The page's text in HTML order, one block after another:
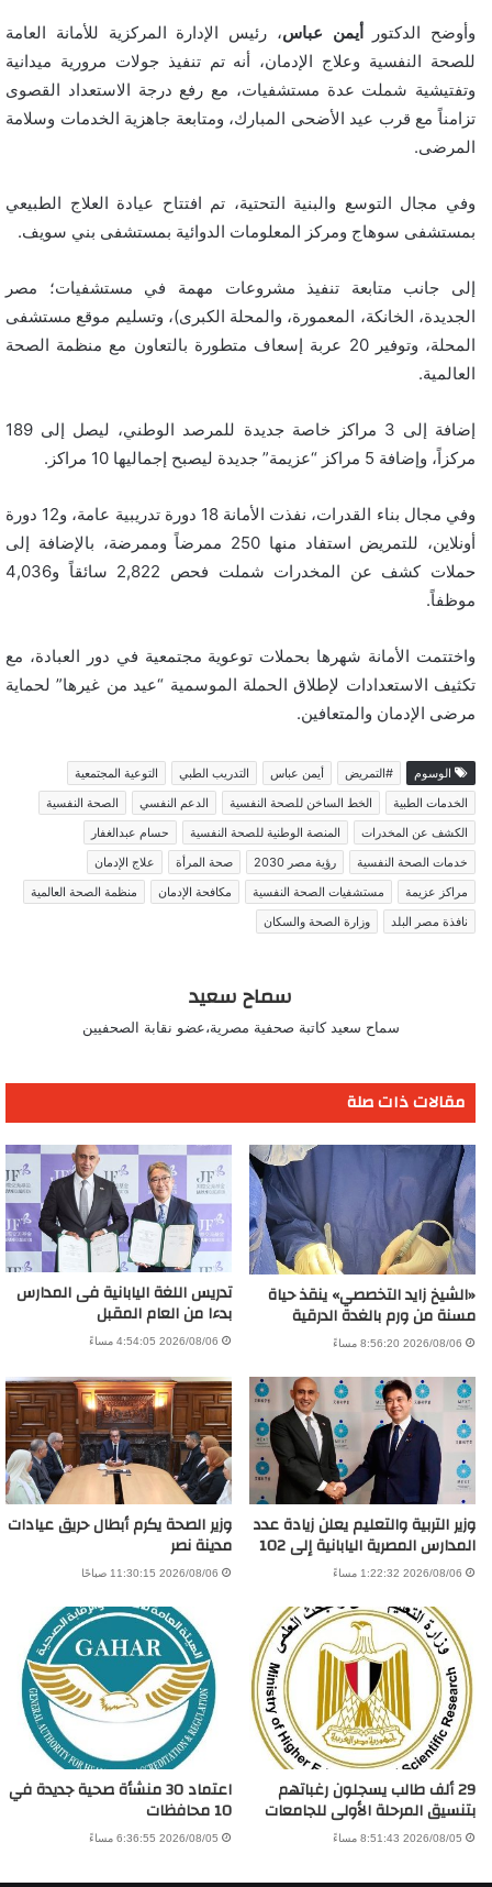
وأوضح الدكتورأيمن عباس، رئيس الإدارة المركزية للأمانة العامة
للصحة النفسية وعلاج الإدمان، أنه تم تنفيذ جولات مرورية ميدانية
وتفتيشية شملت عدة مستشفيات، مع رفع درجة الاستعداد القصوى
تزامناً مع قرب عيد الأضحى المبارك، ومتابعة جاهزية الخدمات وسلامة
المرضى.
وفي مجال التوسع والبنية التحتية، تم افتتاح عيادة العلاج الطبيعي
بمستشفى سوهاج ومركز المعلومات الدوائية بمستشفى بني سويف.
إلى جانب متابعة تنفيذ مشروعات مهمة في مستشفيات؛ مصر
الجديدة، الخانكة، المعمورة، والمحلة الكبرى)، وتسليم موقع مستشفى
المحلة، وتوفير 20 عربة إسعاف متطورة بالتعاون مع منظمة الصحة
العالمية.
إضافة إلى 3 مراكز خاصة جديدة للمرصد الوطني، ليصل إلى 189
مركزاً، وإضافة 5 مراكز “عزيمة” جديدة ليصبح إجماليها 10 مراكز.
وفي مجال بناء القدرات، نفذت الأمانة 18 دورة تدريبية عامة، و12 دورة
أونلاين، للتمريض استفاد منها 250 ممرضاً وممرضة، بالإضافة إلى
حملات كشف عن المخدرات شملت فحص 2,822 سائقاً و4,036
موظفاً.
واختتمت الأمانة شهرها بحملات توعوية مجتمعية في دور العبادة، مع
تكثيف الاستعدادات لإطلاق الحملة الموسمية “عيد من غيرها” لحماية
مرضى الإدمان والمتعافين.
الوسوم #التمريض أيمن عباس التدريب الطبي
التوعية المجتمعية
الخدمات الطبية
الخط الساخن للصحة النفسية الدعم النفسي
الصحة النفسية
الكشف عن المخدرات
المنصة الوطنية للصحة النفسية
حسام عبدالغفار
خدمات الصحة النفسية
رؤية مصر 2030 صحة المرأة
علاج الإدمان
مراكز عزيمة
مستشفيات الصحة النفسية مكافحة الإدمان
منظمة الصحة العالمية
نافذة مصر البلد
وزارة الصحة والسكان
سماح سعيد
سماح سعيد كاتبة صحفية مصرية،عضو نقابة الصحفيين
مقالات ذات صلة
«الشيخ زايد التخصصي» ينقذ حياة
مسنة من ورم بالغدة الدرقية
2026/08/06 8:56:20 مساءً
تدريس اللغة اليابانية فى المدارس
بدءا من العام المقبل
2026/08/06 4:54:05 مساءً
وزير التربية والتعليم يعلن زيادة عدد
المدارس المصرية اليابانية إلى 102
2026/08/06 1:22:32 مساءً
وزير الصحة يكرم أبطال حريق عيادات
مدينة نصر
2026/08/06 11:30:15 صباحًا
29 ألف طالب يسجلون رغباتهم
بتنسيق المرحلة الأولى للجامعات
2026/08/05 8:51:43 مساءً
اعتماد 30 منشأة صحية جديدة في
10 محافظات
2026/08/05 6:36:55 مساءً